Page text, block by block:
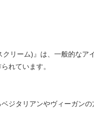
リーム)』は、一般的な
れています。
ジタリアンやヴィーガンの